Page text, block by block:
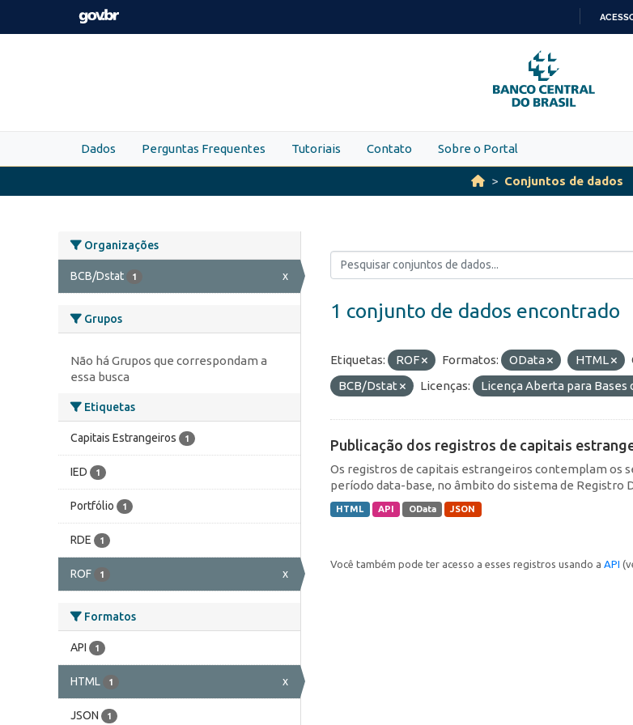
Skip to main content
PARA
O
CONTEÚDO
Dados Perguntas Frequentes Tutoriais Contato Sobre o Portal
Conjuntos de dados
Organizações
BCB/Dstat 1 x
Grupos
Não há Grupos que correspondam a
essa busca
Etiquetas
Capitais Estrangeiros 1
IED 1
Portfólio 1
RDE 1
ROF 1 x
Formatos
API 1
HTML 1 x
JSON 1
1 conjunto de dados encontrado
Etiquetas: ROF Formatos: OData HTML
BCB/Dstat
Licenças: Licença Aberta para Bases
Publicação dos registros de capitais
Os registros de capitais estrangeiros contemplam os
período data-base, no âmbito do sistema de Registro
HTML API OData JSON
Você também pode ter acesso a esses registros usando a API